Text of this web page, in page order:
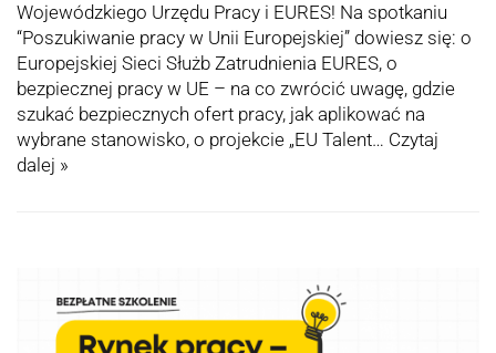
Wojewódzkiego Urzędu Pracy i EURES! Na spotkaniu
“Poszukiwanie pracy w Unii Europejskiej” dowiesz się: o
Europejskiej Sieci Służb Zatrudnienia EURES, o
bezpiecznej pracy w UE – na co zwrócić uwagę, gdzie
szukać bezpiecznych ofert pracy, jak aplikować na
wybrane stanowisko, o projekcie „EU Talent… Czytaj
dalej »